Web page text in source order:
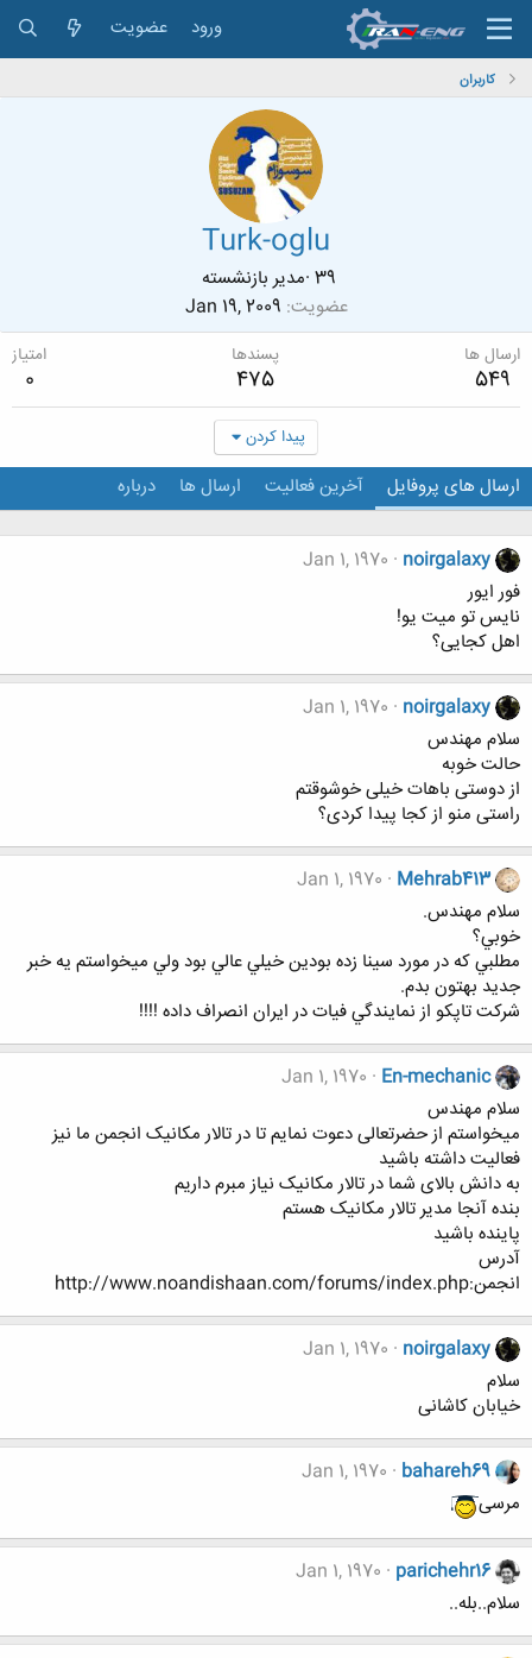
ورود عضویت
کاربران
Turk-oglu
مدیر بازنشسته· 39
عضویت Jan 19, 2009
ارسال ها
549
پسندها
475
امتیاز
0
پیدا کردن
ارسال های پروفایل آخرین فعالیت ارسال ها درباره
noirgalaxy
Jan 1, 1970
فور ایور
نایس تو میت یو!
اهل کجایی؟
noirgalaxy
Jan 1, 1970
سلام مهندس
حالت خوبه
از دوستی باهات خیلی خوشوقتم
راستی منو از کجا پیدا کردی؟
Mehrab413
Jan 1, 1970
سلام مهندس.
خوبي؟
مطلبي كه در مورد سينا زده بودين خيلي عالي بود ولي ميخواستم يه خبر
جديد بهتون بدم.
شركت تاپكو از نمايندگي فيات در ايران انصراف داده !!!!
En-mechanic
Jan 1, 1970
سلام مهندس
میخواستم از حضرتعالی دعوت نمایم تا در تالار مکانیک انجمن ما نیز
فعالیت داشته باشید
به دانش بالای شما در تالار مکانیک نیاز مبرم داریم
بنده آنجا مدیر تالار مکانیک هستم
پاینده باشید
آدرس
انجمن:http://www.noandishaan.com/forums/index.php
noirgalaxy
Jan 1, 1970
سلام
خیابان کاشانی
bahareh69
Jan 1, 1970
مرسی
parichehr16
Jan 1, 1970
سلام..بله..